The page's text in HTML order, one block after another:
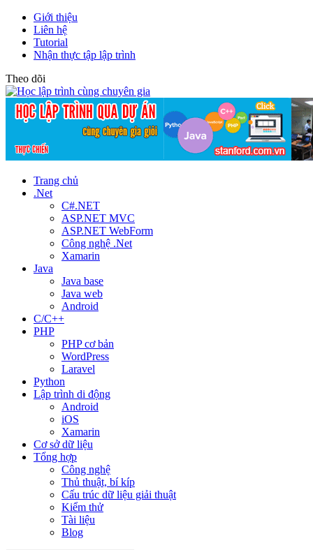
Giới thiệu
Liên hệ
Tutorial
Nhận thực tập lập trình
Theo dõi
Trang chủ
.Net
C#.NET
ASP.NET MVC
ASP.NET WebForm
Công nghệ .Net
Xamarin
Java
Java base
Java web
Android
C/C++
PHP
PHP cơ bản
WordPress
Laravel
Python
Lập trình di động
Android
iOS
Xamarin
Cơ sở dữ liệu
Tổng hợp
Công nghệ
Thủ thuật, bí kíp
Cấu trúc dữ liệu giải thuật
Kiểm thử
Tài liệu
Blog